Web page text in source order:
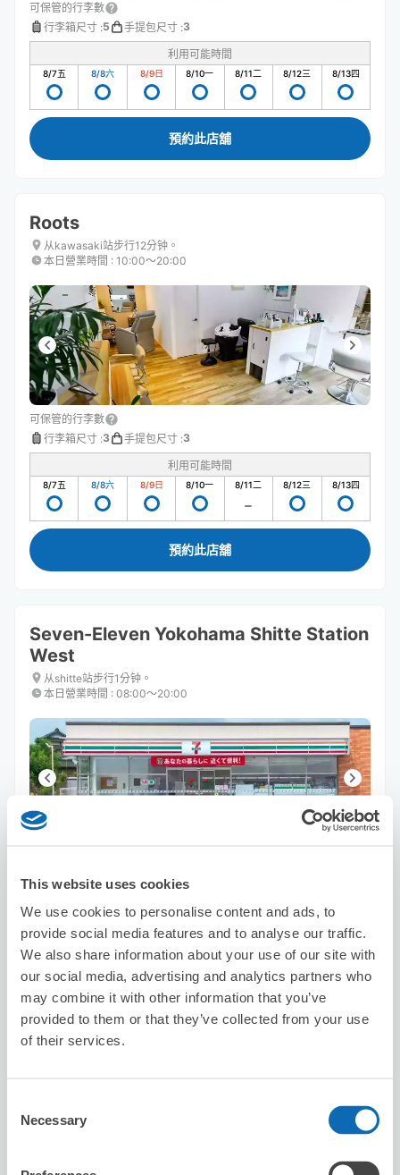
This website uses cookies
We use cookies to personalise content and ads, to
provide social media features and to analyse our traffic.
We also share information about your use of our site with
our social media, advertising and analytics partners who
may combine it with other information that you’ve
provided to them or that they’ve collected from your use
of their services.
Selection
Necessary
可保管的行李數
行李箱尺寸 :5 手提包尺寸 :3
利用可能時間
8/7五 8/8六 8/9日 8/10一 8/11二 8/12三 8/13四
預約此店舖
Roots
从kawasaki站步行12分钟。
本日營業時間 : 10:00〜20:00
可保管的行李數
行李箱尺寸 :3 手提包尺寸 :3
利用可能時間
8/7五 8/8六 8/9日 8/10一 8/11二 8/12三 8/13四
預約此店舖
Seven-Eleven Yokohama Shitte Station
West
从shitte站步行1分钟。
本日營業時間 : 08:00〜20:00
8/7五 8/8六 8/9日 8/10一 8/11二 8/12三 8/13
預約此店舖